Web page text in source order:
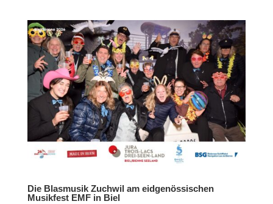
Die Blasmusik Zuchwil am eidgenössischen
Musikfest EMF in Biel